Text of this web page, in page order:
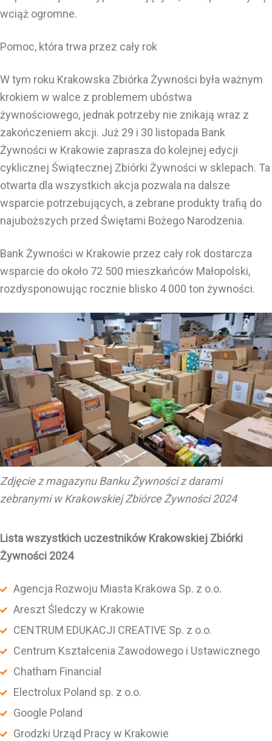
wciąż ogromne.
Pomoc, która trwa przez cały rok
W tym roku Krakowska Zbiórka Żywności była ważnym
krokiem w walce z problemem ubóstwa
żywnościowego, jednak potrzeby nie znikają wraz z
zakończeniem akcji. Już 29 i 30 listopada Bank
Żywności w Krakowie zaprasza do kolejnej edycji
cyklicznej Świątecznej Zbiórki Żywności w sklepach. Ta
otwarta dla wszystkich akcja pozwala na dalsze
wsparcie potrzebujących, a zebrane produkty trafią do
najuboższych przed Świętami Bożego Narodzenia.
Bank Żywności w Krakowie przez cały rok dostarcza
wsparcie do około 72 500 mieszkańców Małopolski,
rozdysponowując rocznie blisko 4 000 ton żywności.
Zdjęcie z magazynu Banku Żywności z darami
zebranymi w Krakowskiej Zbiórce Żywności 2024
Lista wszystkich uczestników Krakowskiej Zbiórki
Żywności 2024
Agencja Rozwoju Miasta Krakowa Sp. z o.o.
Areszt Śledczy w Krakowie
CENTRUM EDUKACJI CREATIVE Sp. z o.o.
Centrum Kształcenia Zawodowego i Ustawicznego
Chatham Financial
Electrolux Poland sp. z o.o.
Google Poland
Grodzki Urząd Pracy w Krakowie